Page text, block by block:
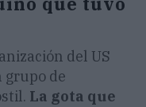
del US
grupo de
La gota que